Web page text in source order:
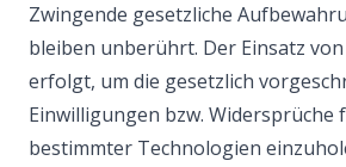
Zwingende gesetzliche
bleiben unberührt. Der Einsatz
erfolgt, um die gesetzlich
Einwilligungen bzw. Widersprüche
bestimmter Technologien